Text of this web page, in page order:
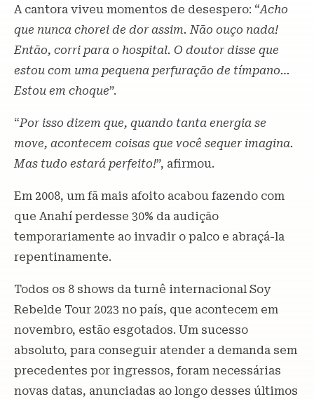
A cantora viveu momentos de desespero: “Acho
que nunca chorei de dor assim. Não ouço nada!
Então, corri para o hospital. O doutor disse que
estou com uma pequena perfuração de tímpano…
Estou em choque”.
“Por isso dizem que, quando tanta energia se
move, acontecem coisas que você sequer imagina.
Mas tudo estará perfeito!”, afirmou.
Em 2008, um fã mais afoito acabou fazendo com
que Anahí perdesse 30% da audição
temporariamente ao invadir o palco e abraçá-la
repentinamente.
Todos os 8 shows da turnê internacional Soy
Rebelde Tour 2023 no país, que acontecem em
novembro, estão esgotados. Um sucesso
absoluto, para conseguir atender a demanda sem
precedentes por ingressos, foram necessárias
novas datas, anunciadas ao longo desses últimos